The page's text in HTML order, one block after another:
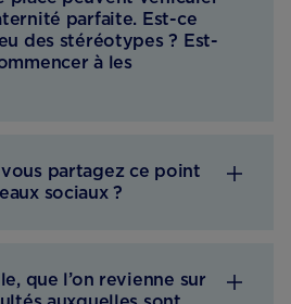
parfaite. Est-ce
des stéréotypes ? Est-
à les
partagez ce point
sociaux ?
que l’on revienne sur